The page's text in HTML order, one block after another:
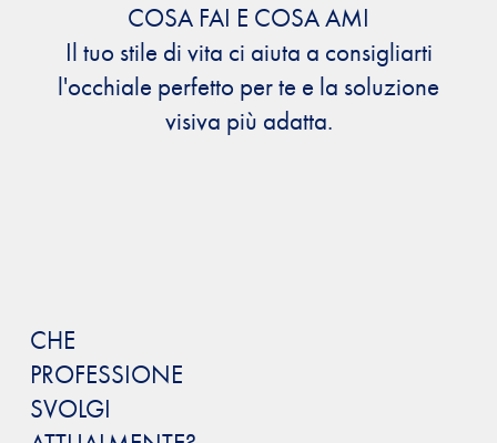
COSA FAI E COSA AMI
Il tuo stile di vita ci aiuta a consigliarti
l'occhiale perfetto per te e la soluzione
visiva più adatta.
CHE
PROFESSIONE
SVOLGI